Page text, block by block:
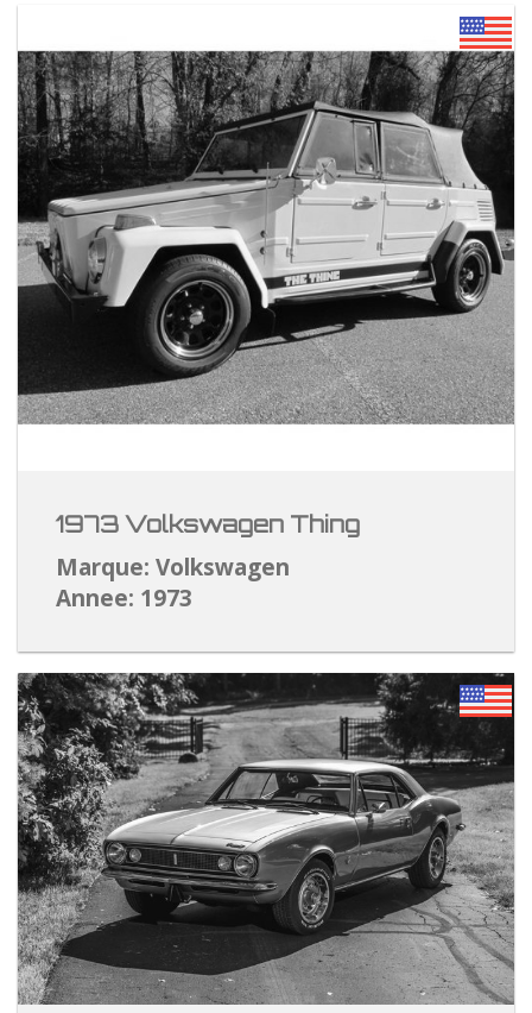
1973 Volkswagen Thing
Marque: Volkswagen
Annee: 1973